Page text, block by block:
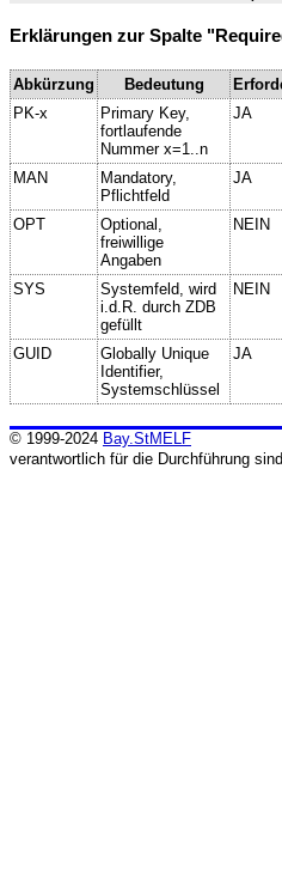
Erklärungen zur Spalte
Abkürzung Bedeutung
PK-x
Primary Key,
fortlaufende
Nummer x=1..n
JA
MAN
Mandatory,
Pflichtfeld
JA
OPT
Optional,
freiwillige
Angaben
NEIN
SYS
Systemfeld, wird
i.d.R. durch ZDB
gefüllt
NEIN
GUID
Globally Unique
Identifier,
Systemschlüssel
JA
© 1999-2024 Bay.StMELF
verantwortlich für die Durchführung